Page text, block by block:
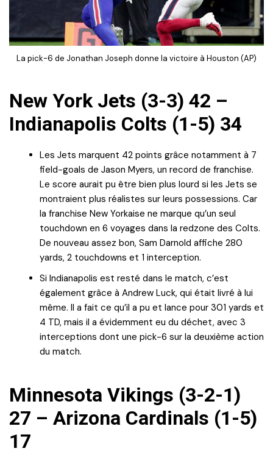
La pick-6 de Jonathan Joseph donne la victoire à Houston (AP)
New York Jets (3-3) 42 –
Indianapolis Colts (1-5) 34
Les Jets marquent 42 points grâce notamment à 7
field-goals de Jason Myers, un record de franchise.
Le score aurait pu être bien plus lourd si les Jets se
montraient plus réalistes sur leurs possessions. Car
la franchise New Yorkaise ne marque qu’un seul
touchdown en 6 voyages dans la redzone des Colts.
De nouveau assez bon, Sam Darnold affiche 280
yards, 2 touchdowns et 1 interception.
Si Indianapolis est resté dans le match, c’est
également grâce à Andrew Luck, qui était livré à lui
même. Il a fait ce qu’il a pu et lance pour 301 yards et
4 TD, mais il a évidemment eu du déchet, avec 3
interceptions dont une pick-6 sur la deuxième action
du match.
Minnesota Vikings (3-2-1)
27 – Arizona Cardinals (1-5)
17